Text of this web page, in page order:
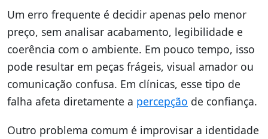
Um erro frequente é decidir apenas pelo menor
preço, sem analisar acabamento, legibilidade e
coerência com o ambiente. Em pouco tempo, isso
pode resultar em peças frágeis, visual amador ou
comunicação confusa. Em clínicas, esse tipo de
falha afeta diretamente a percepção de confiança.
Outro problema comum é improvisar a identidade